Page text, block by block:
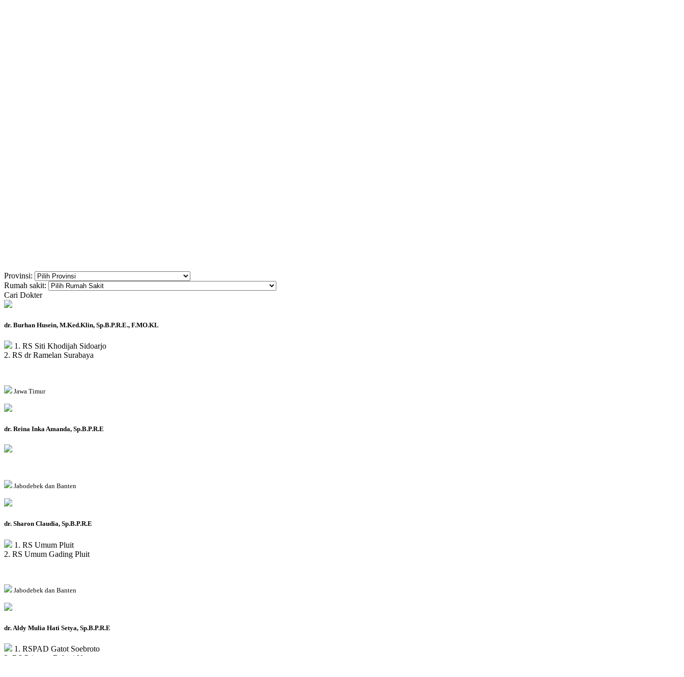
Provinsi:
Rumah sakit:
Cari Dokter
dr. Burhan Husein, M.Ked.Klin, Sp.B.P.R.E., F.MO.KL
1. RS Siti Khodijah Sidoarjo
2. RS dr Ramelan Surabaya
Jawa Timur
dr. Reina Inka Amanda, Sp.B.P.R.E
Jabodebek dan Banten
dr. Sharon Claudia, Sp.B.P.R.E
1. RS Umum Pluit
2. RS Umum Gading Pluit
Jabodebek dan Banten
dr. Aldy Mulia Hati Setya, Sp.B.P.R.E
1. RSPAD Gatot Soebroto
2. RS Primaya Bekasi Utara